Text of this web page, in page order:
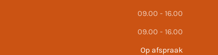
09.00 - 16.00
09.00 - 16.00
Op afspraak